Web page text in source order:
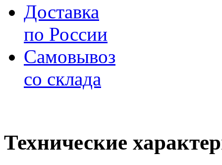
Доставка
по России
Самовывоз
со склада
Технические